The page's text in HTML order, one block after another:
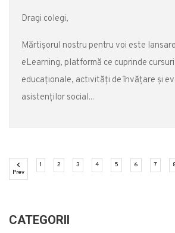
Dragi colegi,
Mărtişorul nostru pentru voi este
eLearning, platformă ce cuprinde
educaţionale, activităţi de învăţare şi
asistenţilor social...
PrevPrevious
1 (current)
2 (current)
3 (current)
4(current)
5 (current)
6 (current)
7
CATEGORII